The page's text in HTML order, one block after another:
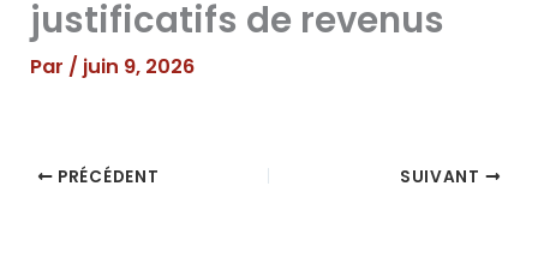
justificatifs de revenus
Par / juin 9, 2026
PRÉCÉDENT SUIVANT